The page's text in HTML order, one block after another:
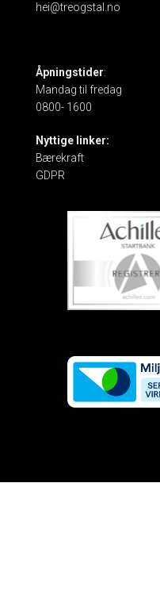
hei@treogstal.no
Åpningstider:
Mandag til fredag
0800- 1600
Nyttige linker:
Bærekraft
GDPR